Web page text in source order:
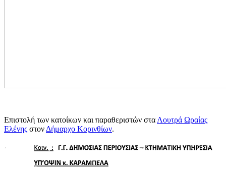
Επιστολή των κατοίκων και παραθεριστών στα Λουτρά Ωραίας
Ελένης στον Δήμαρχο Κορινθίων.